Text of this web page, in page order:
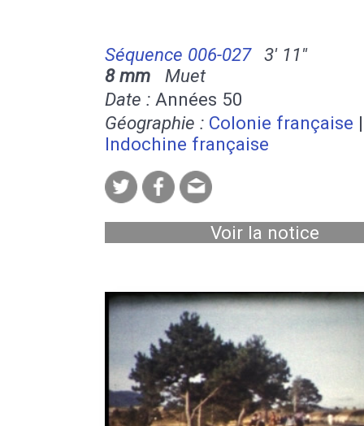
Séquence 006-027
3' 11''
8 mm Muet
Date : Années 50
Géographie : Colonie française |
Indochine française
Voir la notice